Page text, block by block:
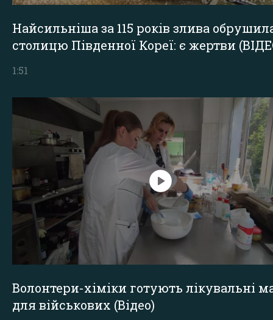
Найсильніша за 115 років злива
столицю Південної Кореї: є жертви
1:51
Волонтери-хіміки готують лікувальні
для військових (Відео)